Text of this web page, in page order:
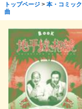
トップページ> 本・コミック
曲